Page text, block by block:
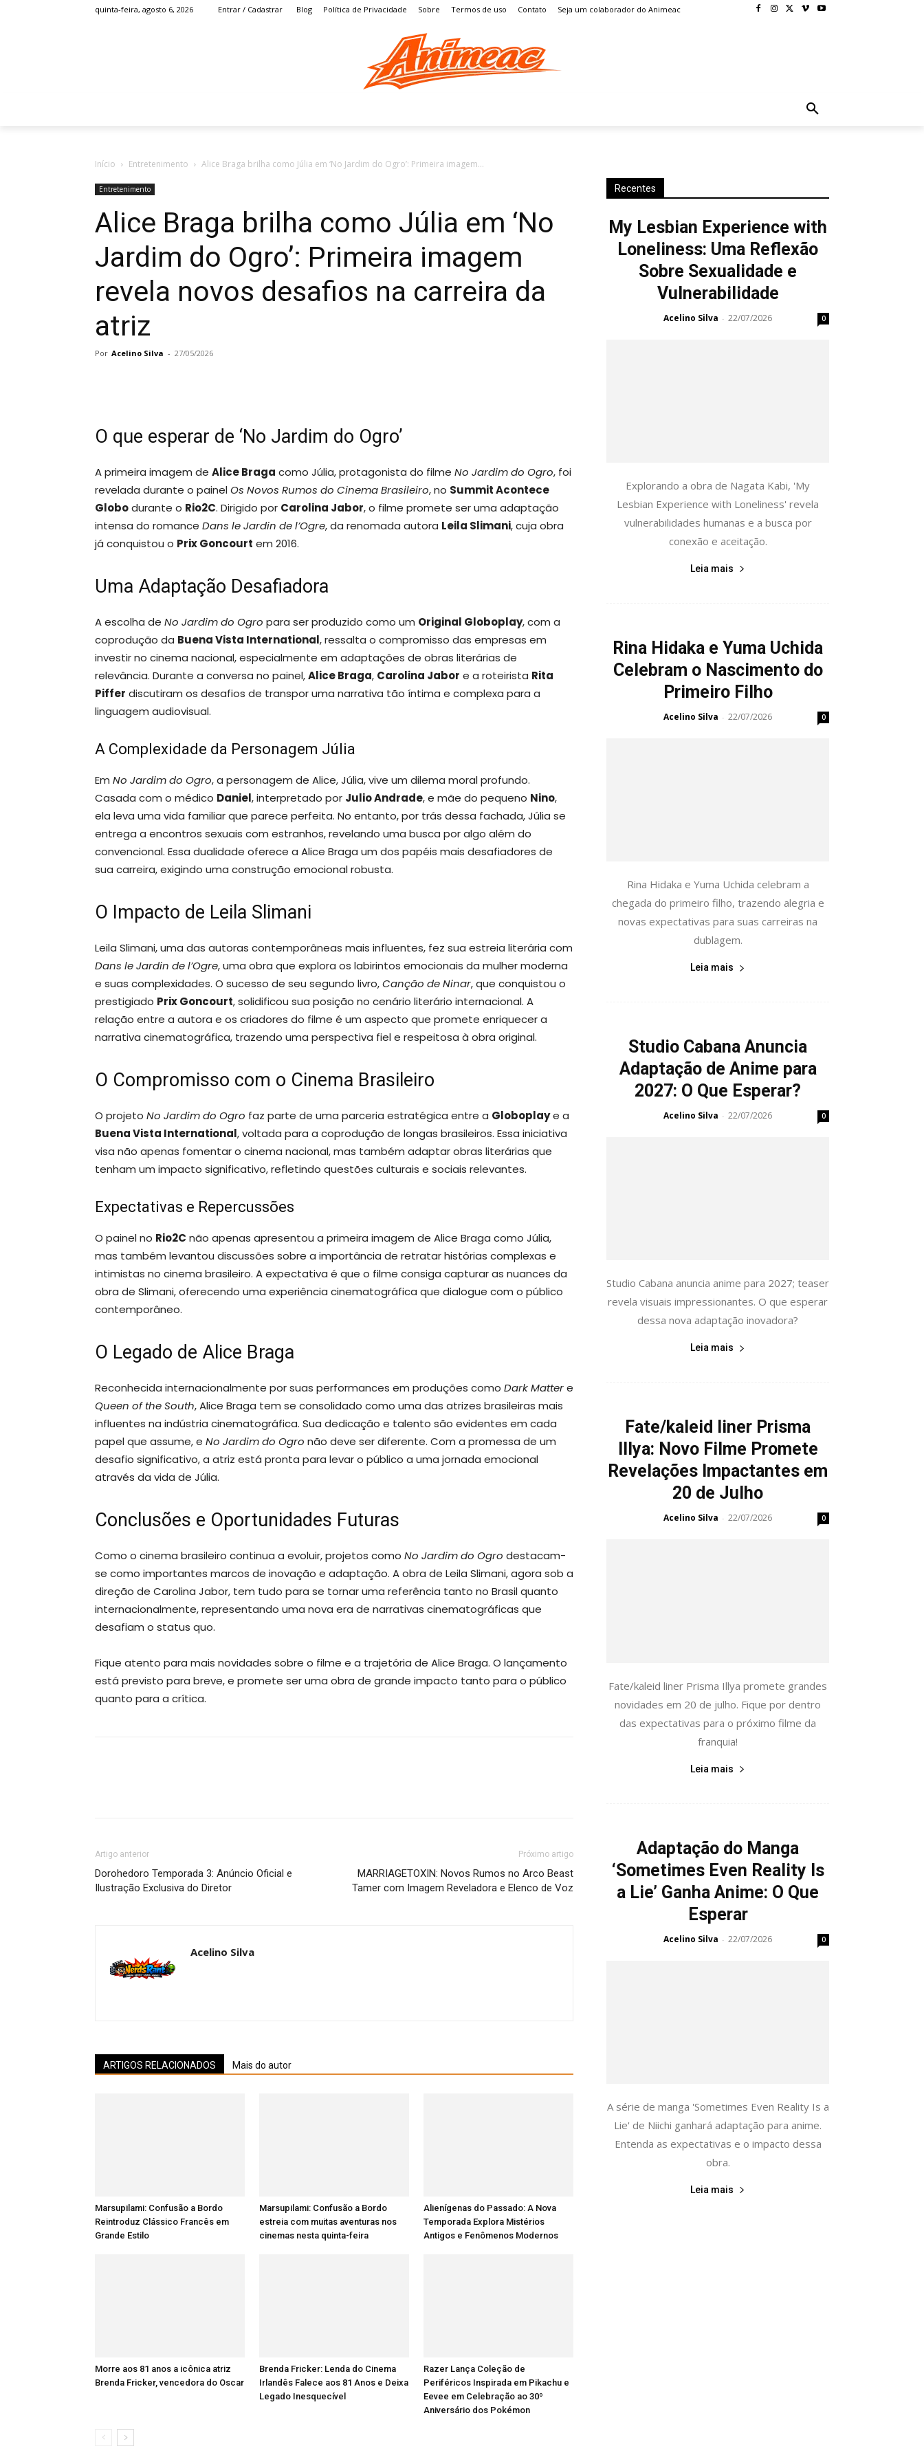
quinta-feira, agosto 6, 2026 Entrar / Cadastrar Blog Política de Privacidade Sobre Termos de uso Contato Seja um colaborador do Animeac
Início Entretenimento Alice Braga brilha como Júlia em ‘No Jardim do Ogro’: Primeira imagem...
Entretenimento
Alice Braga brilha como Júlia em ‘No
Jardim do Ogro’: Primeira imagem
revela novos desafios na carreira da
atriz
Por Acelino Silva - 27/05/2026
O que esperar de ‘No Jardim do Ogro’
A primeira imagem de Alice Braga como Júlia, protagonista do filme No Jardim do Ogro, foi
revelada durante o painelOs Novos Rumos do Cinema Brasileiro, no Summit Acontece
Globodurante o Rio2C. Dirigido por Carolina Jabor, o filme promete ser uma adaptação
intensa do romance Dans le Jardin de l’Ogre, da renomada autora Leila Slimani, cuja obra
já conquistou o Prix Goncourt em 2016.
Uma Adaptação Desafiadora
A escolha de No Jardim do Ogro para ser produzido como um Original Globoplay, com a
coprodução da Buena Vista International, ressalta o compromisso das empresas em
investir no cinema nacional, especialmente em adaptações de obras literárias de
relevância. Durante a conversa no painel,Alice Braga, Carolina Jabor e a roteirista Rita
Piffer discutiram os desafios de transpor uma narrativa tão íntima e complexa para a
linguagem audiovisual.
A Complexidade da Personagem Júlia
Em No Jardim do Ogro, a personagem de Alice, Júlia, vive um dilema moral profundo.
Casada com o médico Daniel, interpretado por Julio Andrade, e mãe do pequeno Nino,
ela leva uma vida familiar que parece perfeita. No entanto, por trás dessa fachada, Júlia se
entrega a encontros sexuais com estranhos, revelando uma busca por algo além do
convencional. Essa dualidade oferece a Alice Braga um dos papéis mais desafiadores de
sua carreira, exigindo uma construção emocional robusta.
O Impacto de Leila Slimani
Leila Slimani, uma das autoras contemporâneas mais influentes, fez sua estreia literária com
Dans le Jardin de l’Ogre, uma obra que explora os labirintos emocionais da mulher moderna
e suas complexidades. O sucesso de seu segundo livro,Canção de Ninar, que conquistou o
prestigiado Prix Goncourt, solidificou sua posição no cenário literário internacional. A
relação entre a autora e os criadores do filme é um aspecto que promete enriquecer a
narrativa cinematográfica, trazendo uma perspectiva fiel e respeitosa à obra original.
O Compromisso com o Cinema Brasileiro
O projeto No Jardim do Ogro faz parte de uma parceria estratégica entre a Globoplaye a
Buena Vista International, voltada para a coprodução de longas brasileiros. Essa iniciativa
visa não apenas fomentar o cinema nacional, mas também adaptar obras literárias que
tenham um impacto significativo, refletindo questões culturais e sociais relevantes.
Expectativas e Repercussões
O painel no Rio2C não apenas apresentou a primeira imagem de Alice Braga como Júlia,
mas também levantou discussões sobre a importância de retratar histórias complexas e
intimistas no cinema brasileiro. A expectativa é que o filme consiga capturar as nuances da
obra de Slimani, oferecendo uma experiência cinematográfica que dialogue com o público
contemporâneo.
O Legado de Alice Braga
Reconhecida internacionalmente por suas performances em produções como Dark Mattere
Queen of the South, Alice Braga tem se consolidado como uma das atrizes brasileiras mais
influentes na indústria cinematográfica. Sua dedicação e talento são evidentes em cada
papel que assume, e No Jardim do Ogro não deve ser diferente. Com a promessa de um
desafio significativo, a atriz está pronta para levar o público a uma jornada emocional
através da vida de Júlia.
Conclusões e Oportunidades Futuras
Como o cinema brasileiro continua a evoluir, projetos como No Jardim do Ogro destacam-
se como importantes marcos de inovação e adaptação. A obra de Leila Slimani, agora sob a
direção de Carolina Jabor, tem tudo para se tornar uma referência tanto no Brasil quanto
internacionalmente, representando uma nova era de narrativas cinematográficas que
desafiam o status quo.
Fique atento para mais novidades sobre o filme e a trajetória de Alice Braga. O lançamento
está previsto para breve, e promete ser uma obra de grande impacto tanto para o público
quanto para a crítica.
Artigo anterior
Dorohedoro Temporada 3: Anúncio Oficial e
Ilustração Exclusiva do Diretor
Próximo artigo
MARRIAGETOXIN: Novos Rumos no Arco Beast
Tamer com Imagem Reveladora e Elenco de Voz
Acelino Silva
ARTIGOS RELACIONADOS Mais do autor
Marsupilami: Confusão a Bordo
Reintroduz Clássico Francês em
Grande Estilo
Marsupilami: Confusão a Bordo
estreia com muitas aventuras nos
cinemas nesta quinta-feira
Alienígenas do Passado: A Nova
Temporada Explora Mistérios
Antigos e Fenômenos Modernos
Morre aos 81 anos a icônica atriz
Brenda Fricker, vencedora do Oscar
Brenda Fricker: Lenda do Cinema
Irlandês Falece aos 81 Anos e Deixa
Legado Inesquecível
Razer Lança Coleção de
Periféricos Inspirada em Pikachu e
Eevee em Celebração ao 30º
Aniversário dos Pokémon
Recentes
My Lesbian Experience with
Loneliness: Uma Reflexão
Sobre Sexualidade e
Vulnerabilidade
Acelino Silva - 22/07/2026 0
Explorando a obra de Nagata Kabi, 'My
Lesbian Experience with Loneliness' revela
vulnerabilidades humanas e a busca por
conexão e aceitação.
Leia mais
Rina Hidaka e Yuma Uchida
Celebram o Nascimento do
Primeiro Filho
Acelino Silva - 22/07/2026 0
Rina Hidaka e Yuma Uchida celebram a
chegada do primeiro filho, trazendo alegria e
novas expectativas para suas carreiras na
dublagem.
Leia mais
Studio Cabana Anuncia
Adaptação de Anime para
2027: O Que Esperar?
Acelino Silva - 22/07/2026 0
Studio Cabana anuncia anime para 2027; teaser
revela visuais impressionantes. O que esperar
dessa nova adaptação inovadora?
Leia mais
Fate/kaleid liner Prisma
Illya: Novo Filme Promete
Revelações Impactantes em
20 de Julho
Acelino Silva - 22/07/2026 0
Fate/kaleid liner Prisma Illya promete grandes
novidades em 20 de julho. Fique por dentro
das expectativas para o próximo filme da
franquia!
Leia mais
Adaptação do Manga
‘Sometimes Even Reality Is
a Lie’ Ganha Anime: O Que
Esperar
Acelino Silva - 22/07/2026 0
A série de manga 'Sometimes Even Reality Is a
Lie' de Niichi ganhará adaptação para anime.
Entenda as expectativas e o impacto dessa
obra.
Leia mais